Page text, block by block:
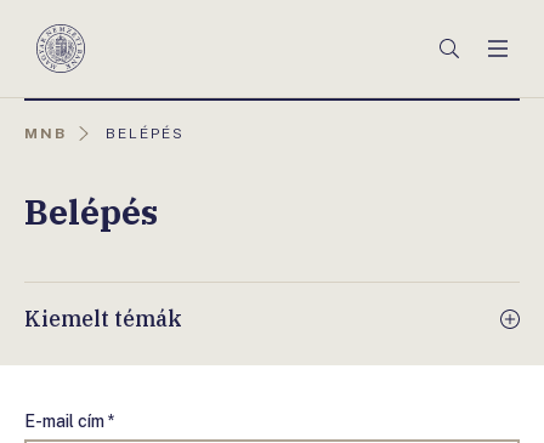
Magyar
Keresés
MNB
AKTUÁLIS
BELÉPÉS
Belépés
Kiemelt témák
E-mail cím *